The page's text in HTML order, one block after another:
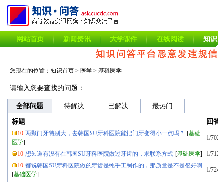
网站首页 新闻资讯 大学课件 在线阅读 知
您现在的位置： 知识首页 > 医学 > 基础医学
请输入您要查找的问题：
全部问题 待解决 已解决 最热门
标题 回
10 两颗门牙特别大，去韩国SU牙科医院能把门牙变得小一点吗？ [基础
医学]
1/
10 想知道有没有在韩国SU牙科医院做过牙齿的，求联系方式 [基础医学]
1/
10 都说韩国SU牙科医院做的牙齿是纯手工制作的，那质量是不是很好啊
[基础医学]
1/